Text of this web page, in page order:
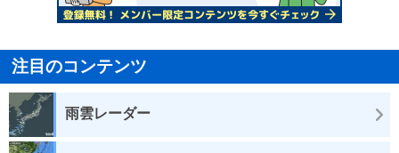
注目のコンテンツ
雨雲レーダー